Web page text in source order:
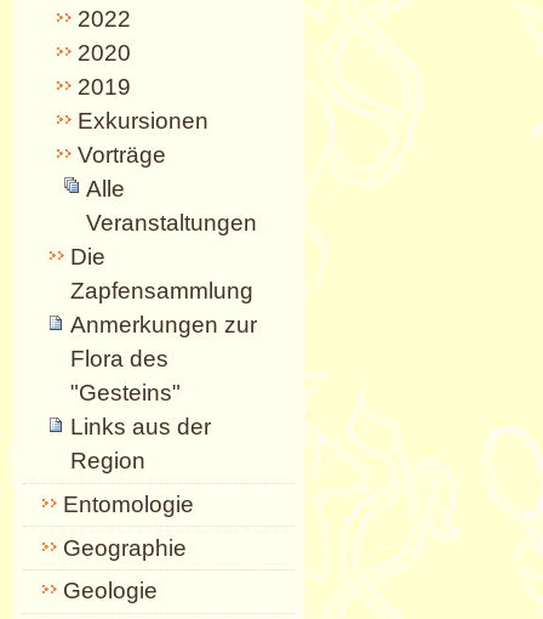
2022
2020
2019
Exkursionen
Vorträge
Alle
Veranstaltungen
Die
Zapfensammlung
Anmerkungen zur
Flora des
"Gesteins"
Links aus der
Region
Entomologie
Geographie
Geologie